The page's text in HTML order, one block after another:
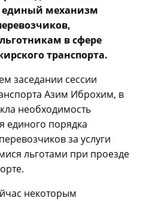
единый механизм
в сфере
транспорта.
заседании сессии
Азим Иброхим, в
необходимость
единого порядка
за услуги
льготами при проезде
некоторым